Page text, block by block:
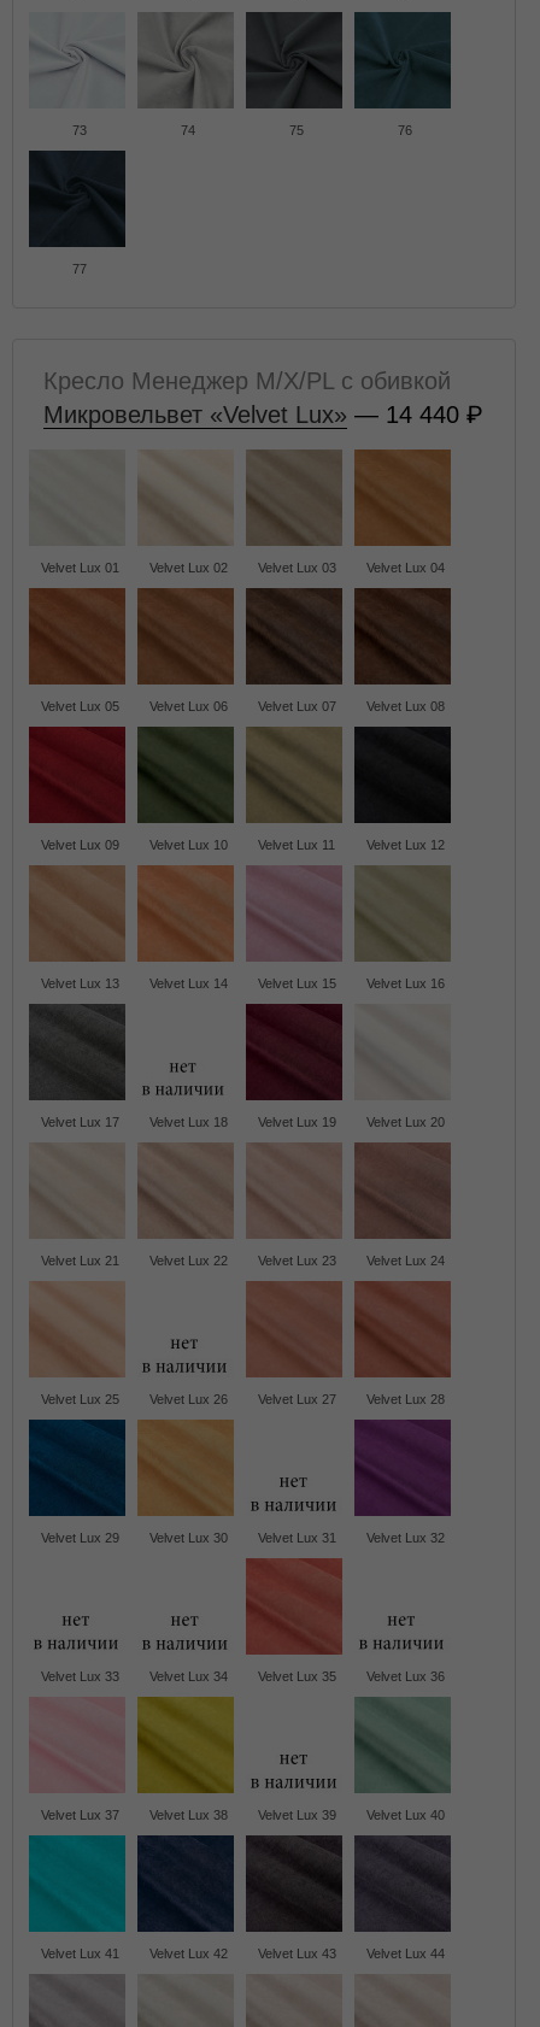
73 74 75 76
77
Кресло Менеджер M/X/PL с обивкой
Микровельвет «Velvet Lux» — 14 440
Velvet Lux 01 Velvet Lux 02 Velvet Lux 03 Velvet Lux 04
Velvet Lux 05 Velvet Lux 06 Velvet Lux 07 Velvet Lux 08
Velvet Lux 09 Velvet Lux 10 Velvet Lux 11 Velvet Lux 12
Velvet Lux 13 Velvet Lux 14 Velvet Lux 15 Velvet Lux 16
Velvet Lux 17 Velvet Lux 18 Velvet Lux 19 Velvet Lux 20
Velvet Lux 21 Velvet Lux 22 Velvet Lux 23 Velvet Lux 24
Velvet Lux 25 Velvet Lux 26 Velvet Lux 27 Velvet Lux 28
Velvet Lux 29 Velvet Lux 30 Velvet Lux 31 Velvet Lux 32
Velvet Lux 33 Velvet Lux 34 Velvet Lux 35 Velvet Lux 36
Velvet Lux 37 Velvet Lux 38 Velvet Lux 39 Velvet Lux 40
Velvet Lux 41 Velvet Lux 42 Velvet Lux 43 Velvet Lux 44